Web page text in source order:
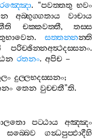
රඤ‍්ඤො. “පවත‍්තතු භවං
අබ‍්භුග‍්ගතාය
වාචාය
චක‍්කවත‍්තී, තස‍්ස
. සත‍්තන‍්නන‍්ති
පරිච‍්ඡින‍්නඅත්‍ථදස‍්සනං.
රතනං. අපිච –
දුල‍්ලභදස‍්සනං;
තෙන වුච‍්චතී”ති.
පට‍්ඨාය
අඤ‍්ඤං
සබ‍්බෙව
ගන්‍ධපුප‍්ඵාදීහි